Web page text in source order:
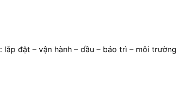
: lắp đặt – vận hành – dầu – bảo trì – môi trường